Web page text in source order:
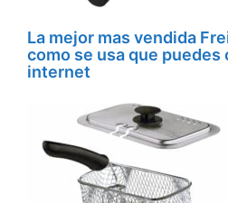
La mejor mas vendida
como se usa que puedes
internet